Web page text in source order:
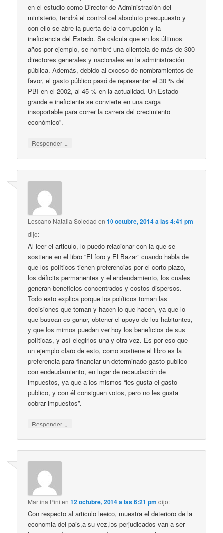
en el estudio como Director de Administración del
ministerio, tendrá el control del absoluto presupuesto y
con ello se abre la puerta de la corrupción y la
ineficiencia del Estado. Se calcula que en los últimos
años por ejemplo, se nombró una clientela de más de 300
directores generales y nacionales en la administración
pública. Además, debido al exceso de nombramientos de
favor, el gasto público pasó de representar el 30 % del
PBI en el 2002, al 45 % en la actualidad. Un Estado
grande e ineficiente se convierte en una carga
insoportable para correr la carrera del crecimiento
económico”.
Responder ↓
Lescano Natalia Soledad en10 octubre, 2014 a las 4:41 pm
dijo:
Al leer el articulo, lo puedo relacionar con la que se
sostiene en el libro “El foro y El Bazar” cuando habla de
que los políticos tienen preferencias por el corto plazo,
los déficits permanentes y el endeudamiento, los cuales
generan beneficios concentrados y costos dispersos.
Todo esto explica porque los políticos toman las
decisiones que toman y hacen lo que hacen, ya que lo
que buscan es ganar, obtener el apoyo de los habitantes,
y que los mimos puedan ver hoy los beneficios de sus
políticas, y así elegirlos una y otra vez. Es por eso que
un ejemplo claro de esto, como sostiene el libro es la
preferencia para financiar un determinado gasto publico
con endeudamiento, en lugar de recaudación de
impuestos, ya que a los mismos “les gusta el gasto
publico, y con él consiguen votos, pero no les gusta
cobrar impuestos”.
Responder ↓
Martina Pini en12 octubre, 2014 a las 6:21 pm dijo:
Con respecto al articulo leeido, muestra el deterioro de la
economia del pais,a su vez,los perjudicados van a ser